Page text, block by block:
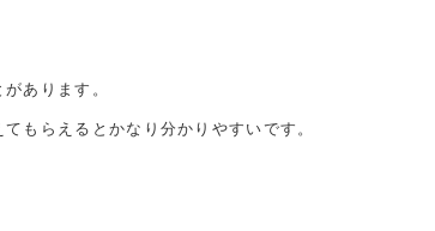
あります。
もらえるとかなり分かりやすいです。